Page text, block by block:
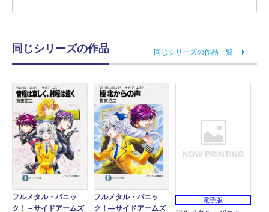
同じシリーズの作品 同じシリーズの作品一覧
フルメタル・パニッ
ク！－サイドアームズ
フルメタル・パニッ
ク！―サイドアームズ
電子版